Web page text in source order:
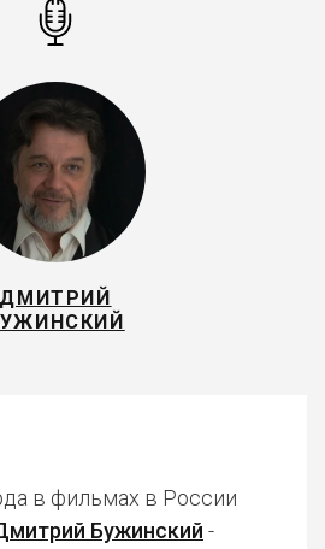
ДМИТРИЙ
в фильмах в России
Бужинский -